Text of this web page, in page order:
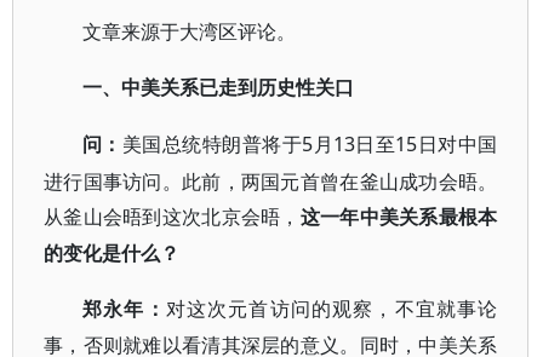
文章来源于大湾区评论。
一、中美关系已走到历史性关口
问： 美国总统特朗普将于5月13日至15日对中国
进行国事访问。此前，两国元首曾在釜山成功会晤。
从釜山会晤到这次北京会晤， 这一年中美关系最根本
的变化是什么？
郑永年： 对这次元首访问的观察，不宜就事论
事，否则就难以看清其深层的意义。同时，中美关系